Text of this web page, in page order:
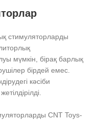
стимуляторларды
мүмкін, бірақ барлық
бірдей емес.
кәсіби
CNT Toys-